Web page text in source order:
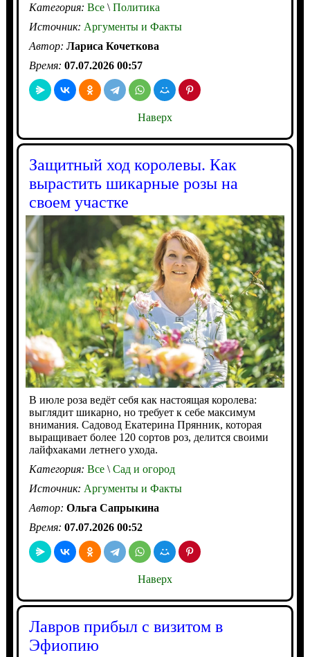
Категория: Все\Политика
Источник: Аргументы и Факты
Автор: Лариса Кочеткова
Время: 07.07.2026 00:57
Наверх
Защитный ход королевы. Как
вырастить шикарные розы на
своем участке
В июле роза ведёт себя как настоящая королева:
выглядит шикарно, но требует к себе максимум
внимания. Садовод Екатерина Прянник, которая
выращивает более 120 сортов роз, делится своими
лайфхаками летнего ухода.
Категория: Все\Сад и огород
Источник: Аргументы и Факты
Автор: Ольга Сапрыкина
Время: 07.07.2026 00:52
Наверх
Лавров прибыл с визитом в
Эфиопию